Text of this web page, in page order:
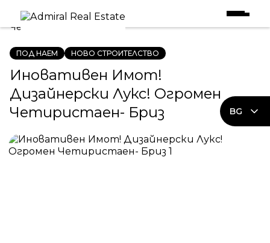
BG
Иновативен Имот! Дизайнерски Лукс! Огромен
Четиристаен- Бриз
ПОД НАЕМ НОВО СТРОИТЕЛСТВО
Иновативен Имот!
Дизайнерски Лукс! Огромен
Четиристаен- Бриз